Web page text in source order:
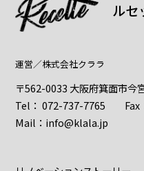
ルセ
運営／株式会社クララ
〒562-0033 大阪府箕面市今
Tel：072-737-7765 Fax
Mail： info@klala.jp